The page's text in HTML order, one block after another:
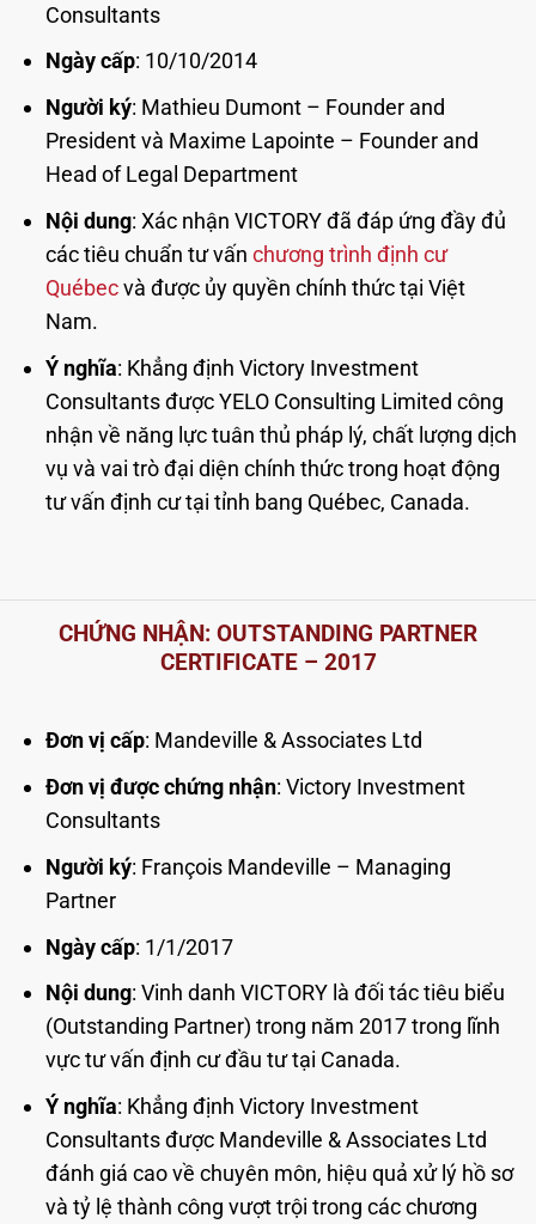
Consultants
Ngày cấp: 10/10/2014
Người ký: Mathieu Dumont – Founder and
President và Maxime Lapointe – Founder and
Head of Legal Department
Nội dung: Xác nhận VICTORY đã đáp ứng đầy đủ
các tiêu chuẩn tư vấnchương trình định cư
Québecvà được ủy quyền chính thức tại Việt
Nam.
Ý nghĩa: Khẳng định Victory Investment
Consultants được YELO Consulting Limited công
nhận về năng lực tuân thủ pháp lý, chất lượng dịch
vụ và vai trò đại diện chính thức trong hoạt động
tư vấn định cư tại tỉnh bang Québec, Canada.
CHỨNG NHẬN: OUTSTANDING PARTNER
CERTIFICATE – 2017
Đơn vị cấp: Mandeville & Associates Ltd
Đơn vị được chứng nhận: Victory Investment
Consultants
Người ký: François Mandeville – Managing
Partner
Ngày cấp: 1/1/2017
Nội dung: Vinh danh VICTORY là đối tác tiêu biểu
(Outstanding Partner) trong năm 2017 trong lĩnh
vực tư vấn định cư đầu tư tại Canada.
Ý nghĩa: Khẳng định Victory Investment
Consultants được Mandeville & Associates Ltd
đánh giá cao về chuyên môn, hiệu quả xử lý hồ sơ
và tỷ lệ thành công vượt trội trong các chương